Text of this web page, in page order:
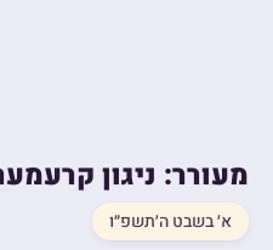
מעורר: ניגון
א׳ בשבט ה׳תשפ״ו